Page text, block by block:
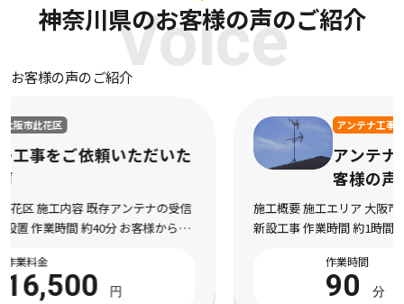
Voice
神奈川県のお客様の声のご紹介
お客様の声のご紹介
アンテナ工事をご依頼いただいたお
施工概要 施工エリア 大阪市東住吉区 施工内容 地デジアンテナの
新設工事 作業時間 約1時間30分 お客様からのメッセージ 引っ越
全く見られないチャンネルもあり困 […]
90